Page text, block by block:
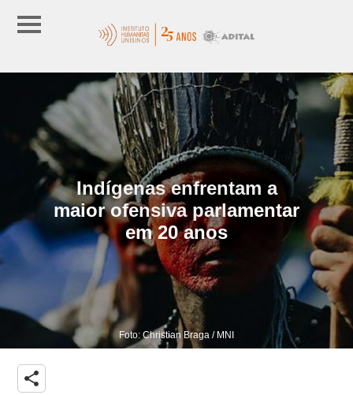
Indígenas enfrentam a
maior ofensiva parlamentar
em 20 anos
Foto: Christian Braga / MNI
share